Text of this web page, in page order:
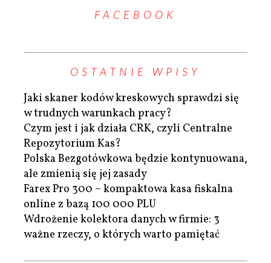
FACEBOOK
OSTATNIE WPISY
Jaki skaner kodów kreskowych sprawdzi się
w trudnych warunkach pracy?
Czym jest i jak działa CRK, czyli Centralne
Repozytorium Kas?
Polska Bezgotówkowa będzie kontynuowana,
ale zmienią się jej zasady
Farex Pro 300 – kompaktowa kasa fiskalna
online z bazą 100 000 PLU
Wdrożenie kolektora danych w firmie: 3
ważne rzeczy, o których warto pamiętać